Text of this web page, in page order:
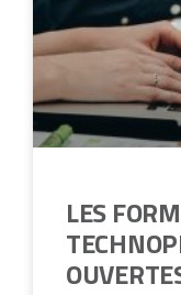
LES